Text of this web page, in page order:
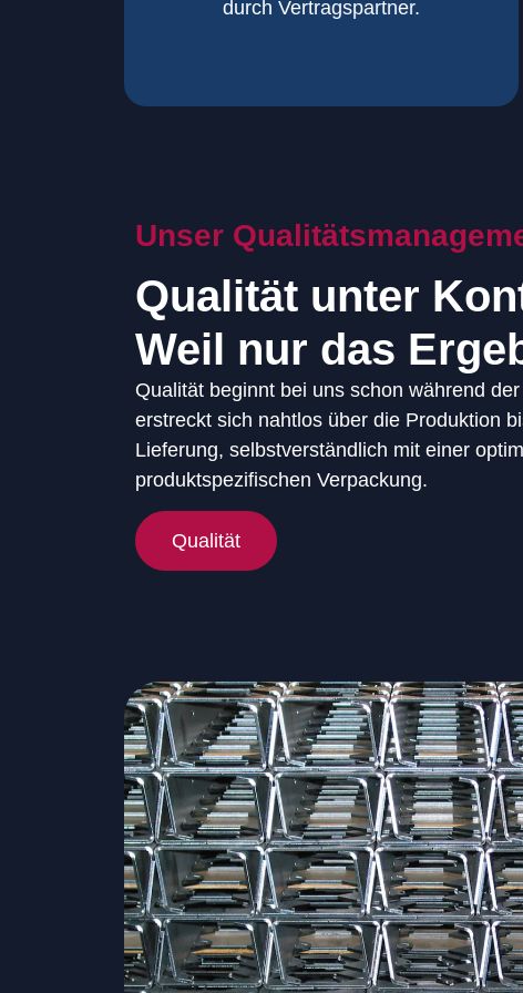
durch Vertragspartner.
durch Vertragspartner
Unser
Qualität unter
Weil nur das
Qualität beginnt bei uns schon während
erstreckt sich nahtlos über die Produktion
Lieferung, selbstverständlich mit einer
produktspezifischen Verpackung.
Qualität